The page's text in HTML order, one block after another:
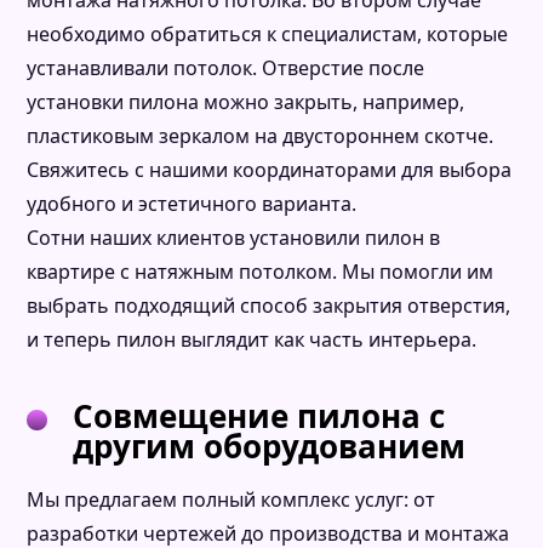
необходимо обратиться к специалистам, которые
устанавливали потолок. Отверстие после
установки пилона можно закрыть, например,
пластиковым зеркалом на двустороннем скотче.
Свяжитесь с нашими координаторами для выбора
удобного и эстетичного варианта.
Сотни наших клиентов установили пилон в
квартире с натяжным потолком. Мы помогли им
выбрать подходящий способ закрытия отверстия,
и теперь пилон выглядит как часть интерьера.
Совмещение пилона с
другим оборудованием
Мы предлагаем полный комплекс услуг: от
разработки чертежей до производства и монтажа
Подтвердите, что Вы человек
ЖДУ ЗВОНКА